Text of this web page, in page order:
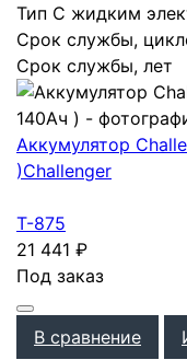
Тип С жидким
Срок службы,
Срок службы, лет
Аккумулятор
)Challenger
T-875
21 441 ₽
Под заказ
В сравнение